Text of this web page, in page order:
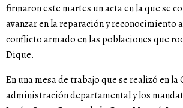
firmaron este martes un acta en la que se
avanzar en la reparación y reconocimiento
conflicto armado en las poblaciones que
Dique.
En una mesa de trabajo que se realizó en la
administración departamental y los